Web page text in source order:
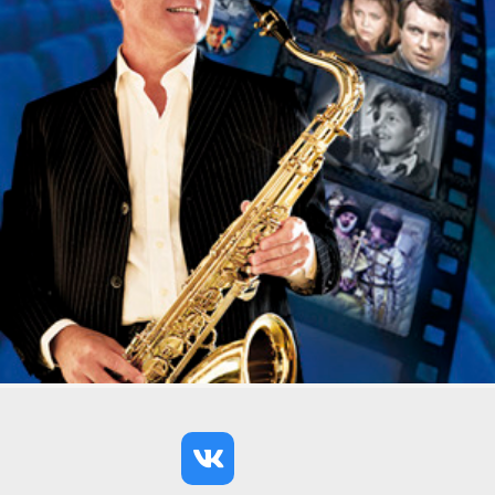
по душе, будь то выставка, новогодняя елка, спектакль,
праздничный концерт или творческий вечер — в кассах
ДТЗК и на сайте Bileter Вы сможете успеть
забронировать себе лучшее местечко.